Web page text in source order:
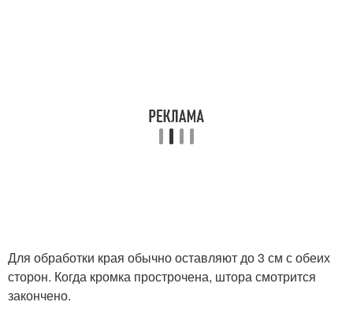
Для обработки края обычно оставляют до 3 см с обеих
сторон. Когда кромка прострочена, штора смотрится
закончено.